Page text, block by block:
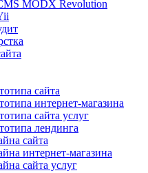
MODX Revolution
сайта
интернет-магазина
сайта услуг
лендинга
сайта
интернет-магазина
сайта услуг